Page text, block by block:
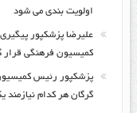
اولویت بندی می شود
علیرضا پزشکپور
کمیسیون فرهنگی قرار
گرگان هر کدام